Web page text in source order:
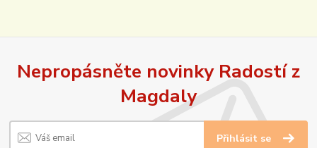
Nepropásněte novinky Radostí z
Magdaly
Přihlásit se